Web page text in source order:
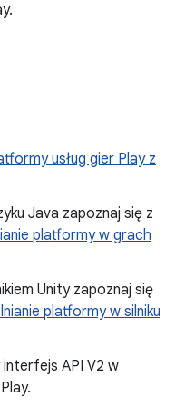
usług gier Play z
Java zapoznaj się z
platformy w grach
Unity zapoznaj się
platformy w silniku
API V2 w